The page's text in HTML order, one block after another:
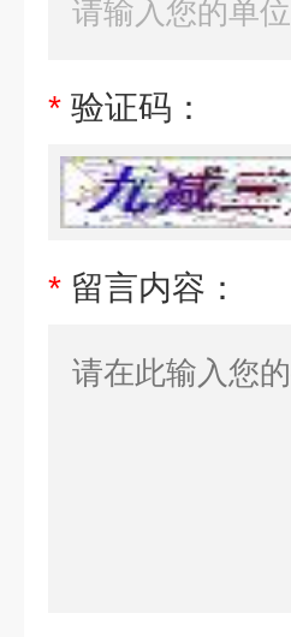
* 验证码：
* 留言内容：